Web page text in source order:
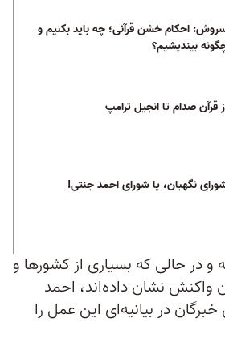
احکام خشن قرآنی؛ چه باید بکنیم و
بیندیشیم؟
قرآن صدام تا انجیل ترامپ
نگهبان، یا شورای احمد جنتی!
در حالی که بسیاری از کشورها و
نشان داده‌اند، احمد
در بیانیه‌ای این عمل را